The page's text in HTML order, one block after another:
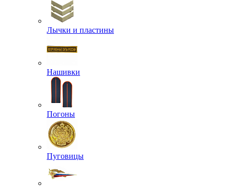
Лычки и пластины
Нашивки
Погоны
Пуговицы